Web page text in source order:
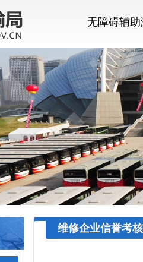
无障碍辅
维修企业信誉考